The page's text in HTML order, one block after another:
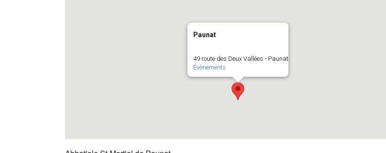
Paunat
49 route des Deux Vallées - Paunat
Évènements